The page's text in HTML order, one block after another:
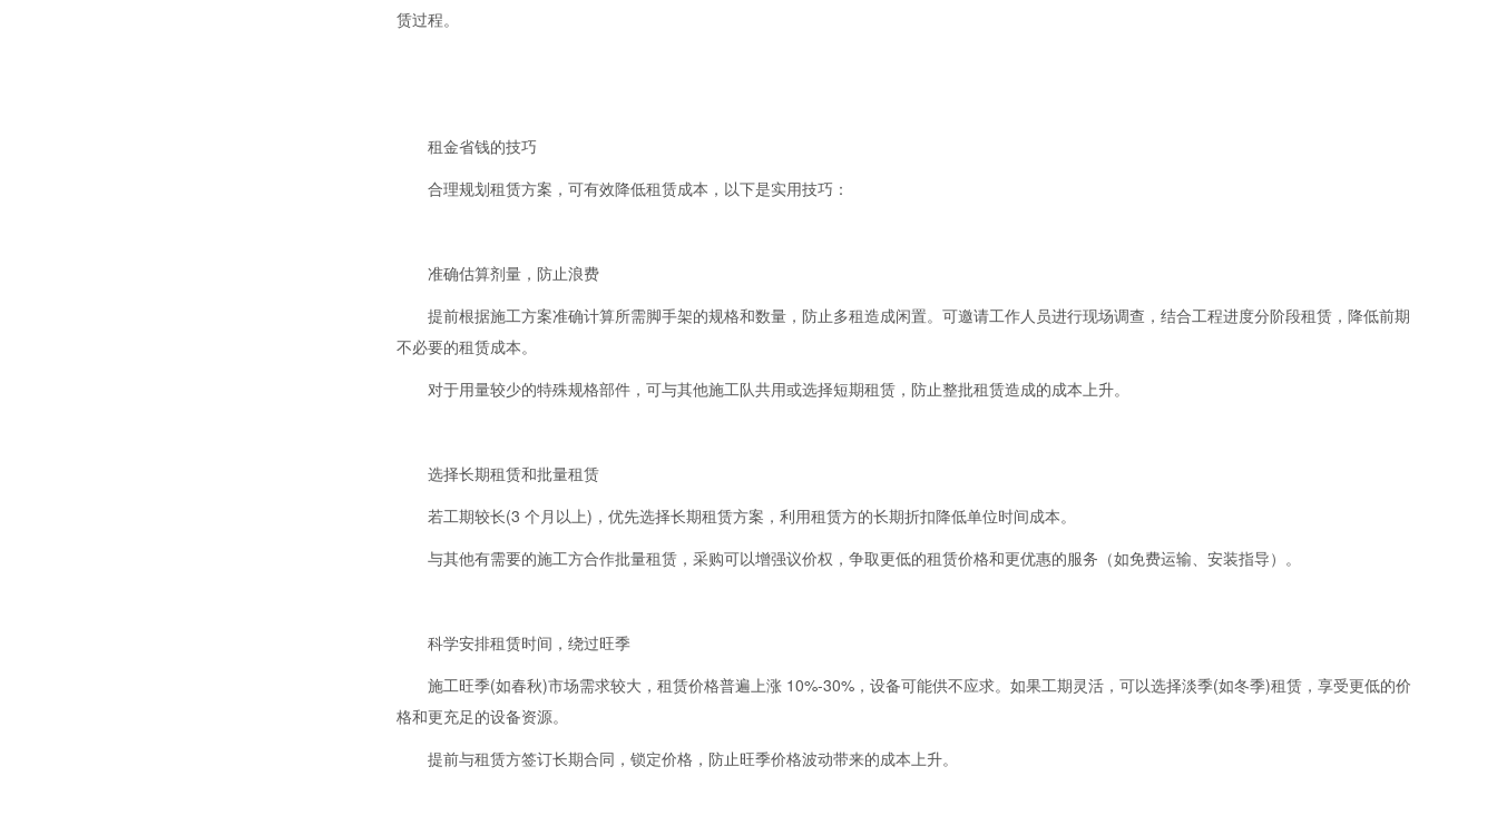
赁过程。
租金省钱的技巧
合理规划租赁方案，可有效降低租赁成本，以下是实用技巧：
准确估算剂量，防止浪费
提前根据施工方案准确计算所需脚手架的规格和数量，防止多租造成闲置。可邀请工作人员进行现场调查，结合工程进度分阶段租赁，降低前期
不必要的租赁成本。
对于用量较少的特殊规格部件，可与其他施工队共用或选择短期租赁，防止整批租赁造成的成本上升。
选择长期租赁和批量租赁
若工期较长(3 个月以上)，优先选择长期租赁方案，利用租赁方的长期折扣降低单位时间成本。
与其他有需要的施工方合作批量租赁，采购可以增强议价权，争取更低的租赁价格和更优惠的服务（如免费运输、安装指导）。
科学安排租赁时间，绕过旺季
施工旺季(如春秋)市场需求较大，租赁价格普遍上涨 10%-30%，设备可能供不应求。如果工期灵活，可以选择淡季(如冬季)租赁，享受更低的价
格和更充足的设备资源。
提前与租赁方签订长期合同，锁定价格，防止旺季价格波动带来的成本上升。